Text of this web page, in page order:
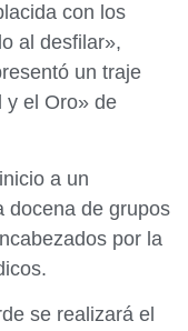
con los
al desfilar»,
un traje
y el Oro» de
a un
docena de grupos
por la
se realizará el